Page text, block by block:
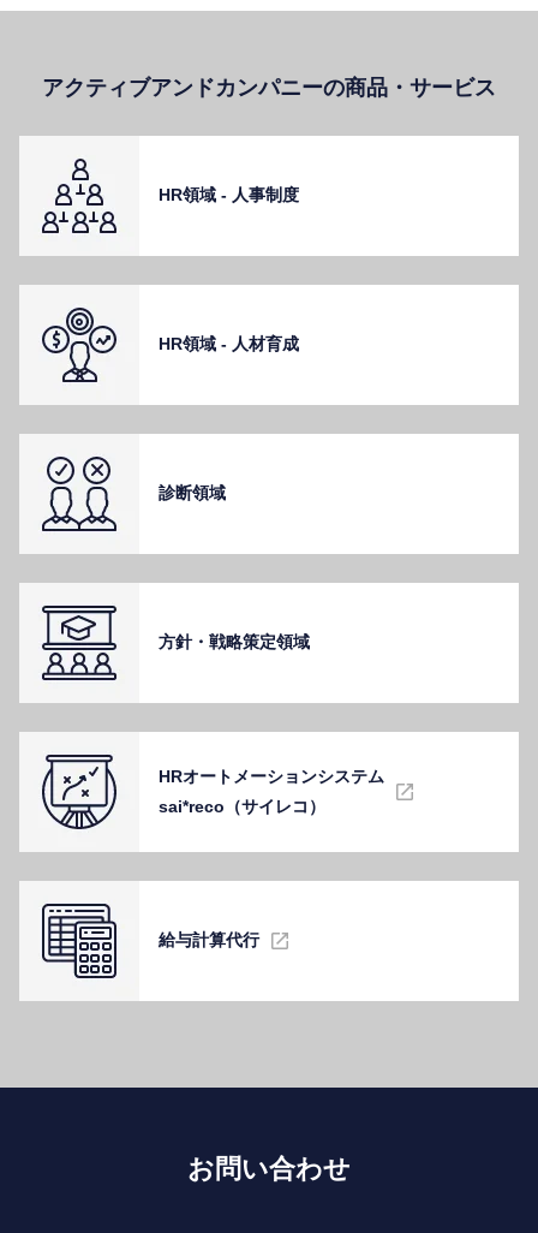
アクティブアンドカンパニーの商品・サービス
HR領域 - ⼈事制度
HR領域 - ⼈材育成
診断領域
⽅針・戦略策定領域
HRオートメーションシステム
sai*reco（サイレコ）
給与計算代⾏
お問い合わせ